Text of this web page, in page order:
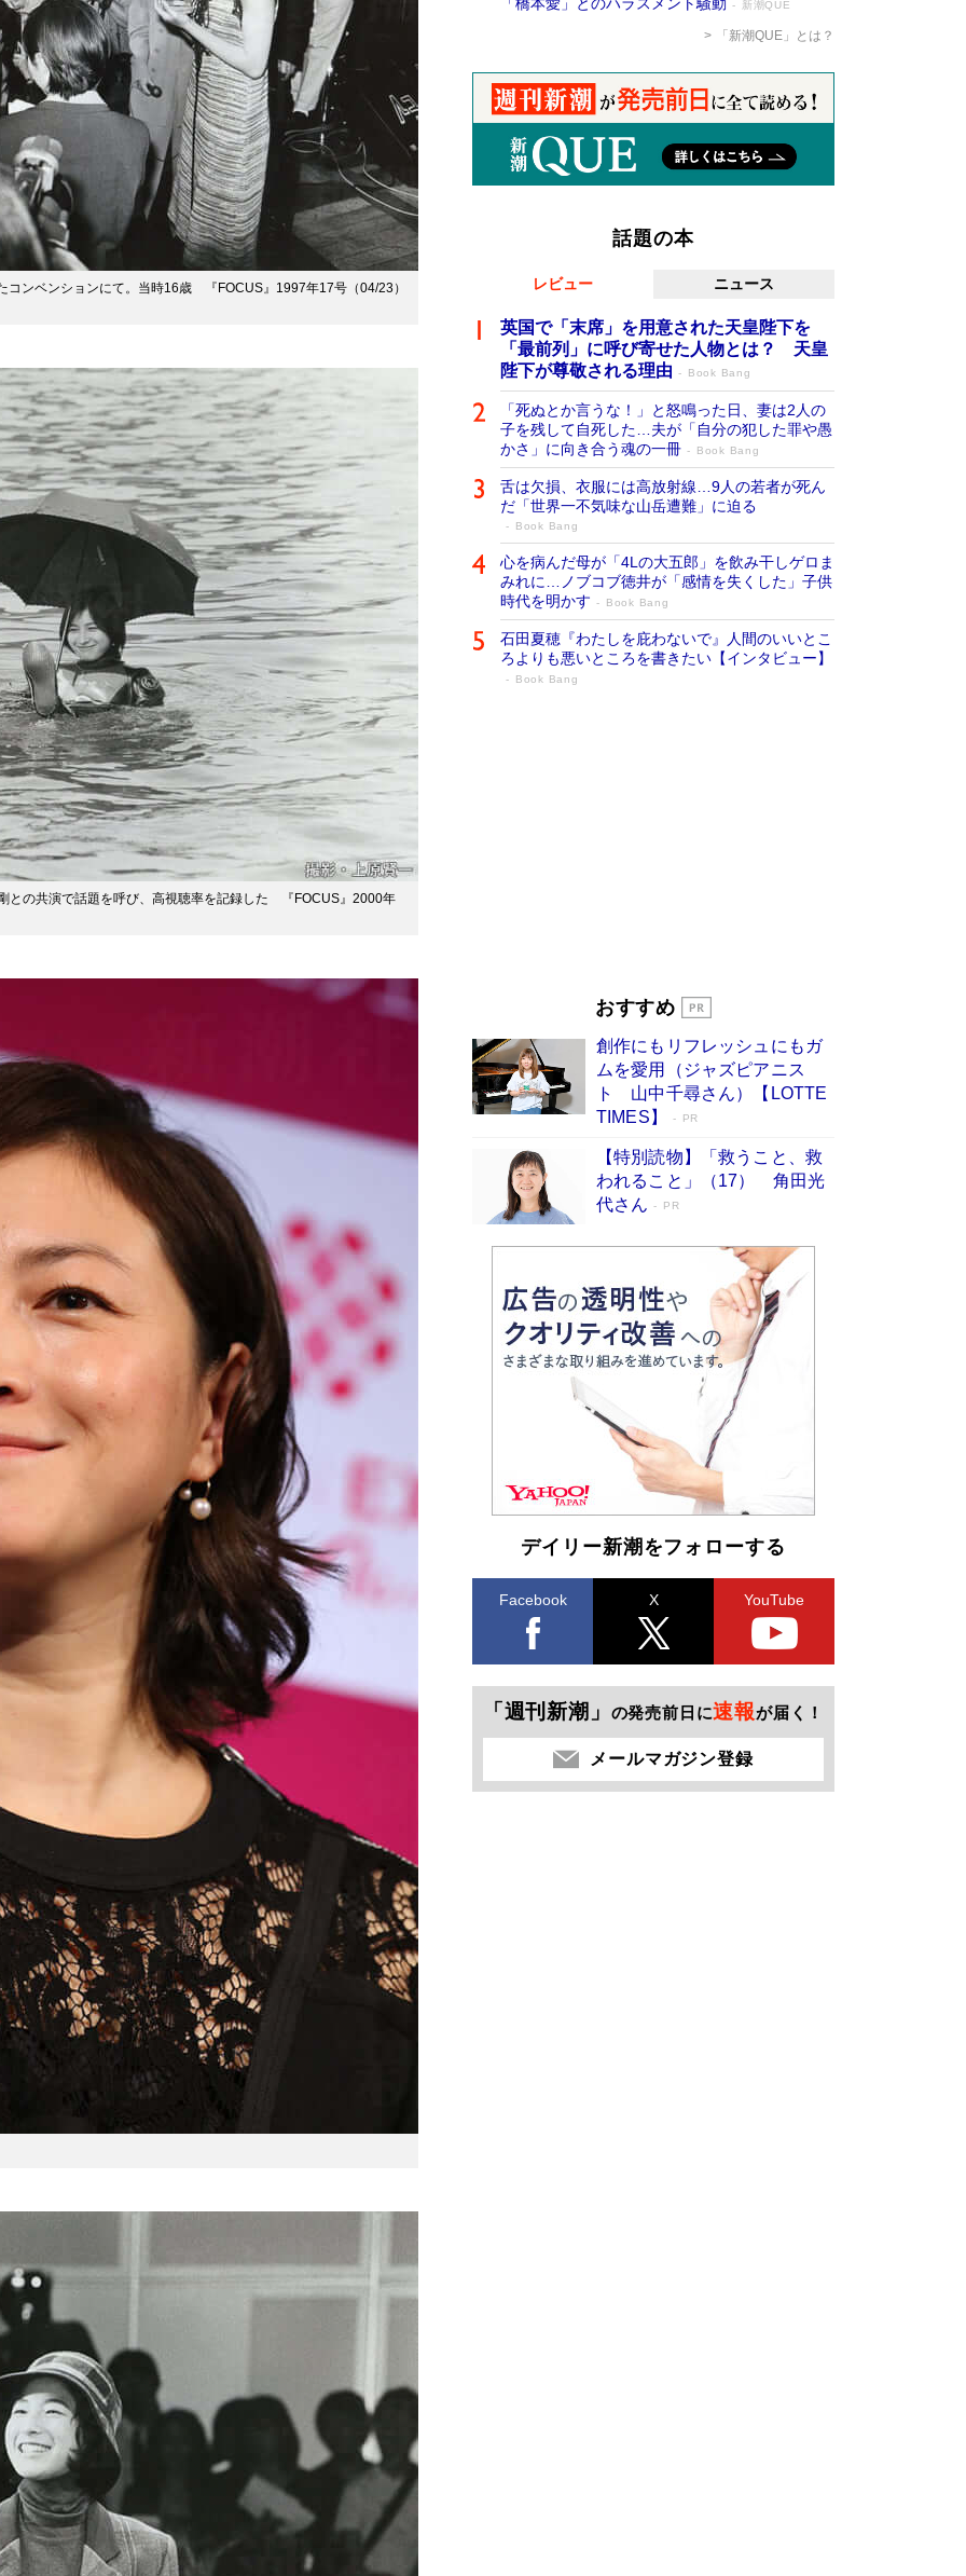
ンベンションにて。当時16歳 『FOCUS』1997年17号（04/23）
との共演で話題を呼び、高視聴率を記録した 『FOCUS』2000年
「橋本愛」とのハラスメント騒動
新潮QUE
「新潮QUE」とは？
話題の本
レビュー ニュース
英国で「末席」を用意された天皇陛下を
「最前列」に呼び寄せた人物とは？ 天皇
陛下が尊敬される理由
Book Bang
「死ぬとか言うな！」と怒鳴った日、妻は2人の
子を残して自死した…夫が「自分の犯した罪や愚
かさ」に向き合う魂の一冊
Book Bang
舌は欠損、衣服には高放射線…9人の若者が死ん
だ「世界一不気味な山岳遭難」に迫る
Book Bang
心を病んだ母が「4Lの大五郎」を飲み干しゲロま
みれに…ノブコブ徳井が「感情を失くした」子供
時代を明かす
Book Bang
石田夏穂『わたしを庇わないで』人間のいいとこ
ろよりも悪いところを書きたい【インタビュー】
Book Bang
「『火垂るの墓』は、大嘘である」原作者が抱き
続けた“自責の念”とは…「自己憐憫は描きたくな
い」監督が徹底的にこだわったこと（後編） #
戦争の記憶
Book Bang
おすすめ
創作にもリフレッシュにもガ
ムを愛用（ジャズピアニス
ト 山中千尋さん）【LOTTE
TIMES】
PR
【特別読物】「救うこと、救
われること」（17） 角田光
代さん
PR
デイリー新潮をフォローする
Facebook X YouTube
「週刊新潮」 の発売前日に速報が届く！
メールマガジン登録